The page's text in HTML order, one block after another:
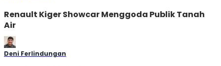
Renault Kiger Showcar Menggoda Publik Tanah
Air
Deni Ferlindungan